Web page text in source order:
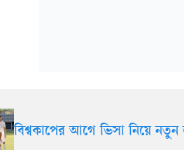
বিশ্বকাপের আগে ভিসা নিয়ে